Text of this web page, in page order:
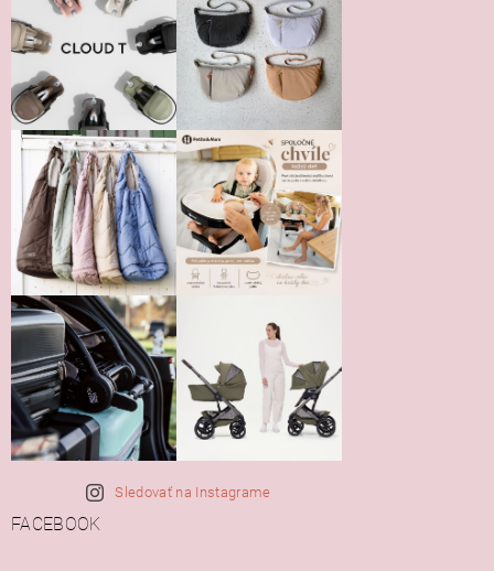
Sledovať na Instagrame
FACEBOOK